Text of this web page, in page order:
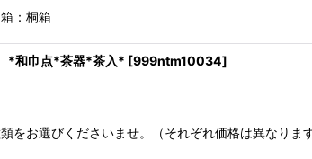
吉井 幸清 ●
巾点*茶器*茶入* [999ntm10034]
びくださいませ。（それぞれ価格は異なります